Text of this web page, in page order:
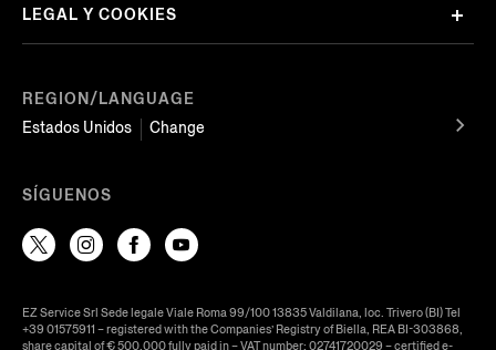
REGION/LANGUAGE
Estados Unidos
Change
LEGAL Y COOKIES
SÍGUENOS
EZ Service Srl Sede legale Viale Roma 99/100 13835 Valdilana, loc. Trivero (BI) Tel
+39 01575911 – registered with the Companies’ Registry of Biella, REA BI-303868,
share capital of € 500.000 fully paid in – VAT number: 02741720029 – certified e-